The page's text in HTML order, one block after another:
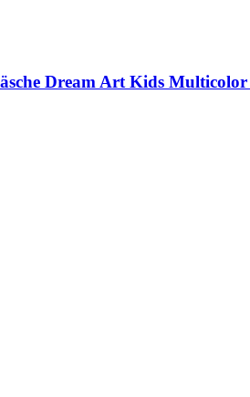
Dream Art Kids